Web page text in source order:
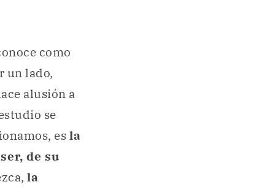
como
un lado,
alusión a
se
es la
de su
la